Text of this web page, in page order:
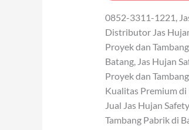
0852-3311-1221,
Distributor Jas
Proyek dan
Batang, Jas Hujan
Proyek dan
Kualitas Premium di
Jual Jas Hujan
Tambang Pabrik di